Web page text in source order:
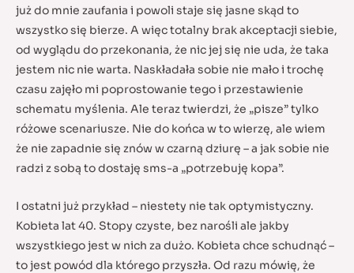
już do mnie zaufania i powoli staje się jasne skąd to
wszystko się bierze. A więc totalny brak akceptacji siebie,
od wyglądu do przekonania, że nic jej się nie uda, że taka
jestem nic nie warta. Naskładała sobie nie mało i trochę
czasu zajęło mi poprostowanie tego i przestawienie
schematu myślenia. Ale teraz twierdzi, że „pisze” tylko
różowe scenariusze. Nie do końca w to wierzę, ale wiem
że nie zapadnie się znów w czarną dziurę – a jak sobie nie
radzi z sobą to dostaję sms-a „potrzebuję kopa”.
I ostatni już przykład – niestety nie tak optymistyczny.
Kobieta lat 40. Stopy czyste, bez narośli ale jakby
wszystkiego jest w nich za dużo. Kobieta chce schudnąć –
to jest powód dla którego przyszła. Od razu mówię, że